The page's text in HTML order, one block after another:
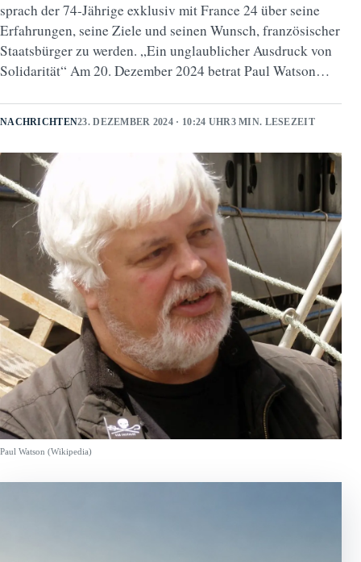
sprach der 74-Jährige exklusiv mit France 24 über seine
Erfahrungen, seine Ziele und seinen Wunsch, französischer
Staatsbürger zu werden. „Ein unglaublicher Ausdruck von
Solidarität“ Am 20. Dezember 2024 betrat Paul Watson…
NACHRICHTEN23. DEZEMBER 2024 · 10:24 UHR3 MIN. LESEZEIT
Paul Watson (Wikipedia)